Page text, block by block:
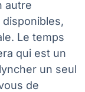
autre
Le temps
qui est un
un seul
de